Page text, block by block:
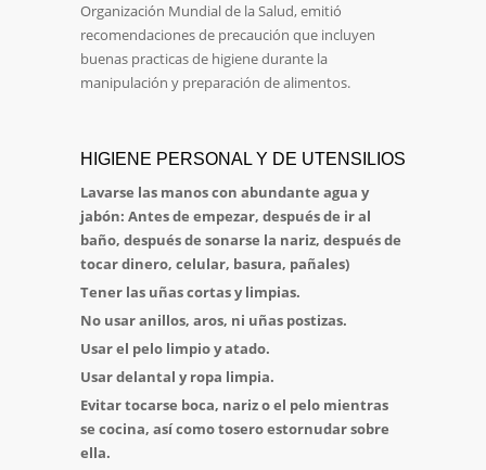
Organización Mundial de la Salud, emitió
recomendaciones de precaución que incluyen
buenas practicas de higiene durante la
manipulación y preparación de alimentos.
HIGIENE PERSONAL Y DE UTENSILIOS
Lavarse las manos con abundante agua y
jabón: Antes de empezar, después de ir al
baño, después de sonarse la nariz, después de
tocar dinero, celular, basura, pañales)
Tener las uñas cortas y limpias.
No usar anillos, aros, ni uñas postizas.
Usar el pelo limpio y atado.
Usar delantal y ropa limpia.
Evitar tocarse boca, nariz o el pelo mientras
se cocina, así como tosero estornudar sobre
ella.